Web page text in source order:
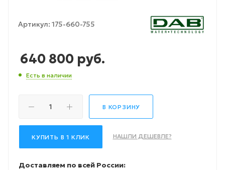
Артикул: 175-660-755
640 800 руб.
Есть в наличии
В КОРЗИНУ
КУПИТЬ В 1 КЛИК НАШЛИ ДЕШЕВЛЕ?
Доставляем по всей России: